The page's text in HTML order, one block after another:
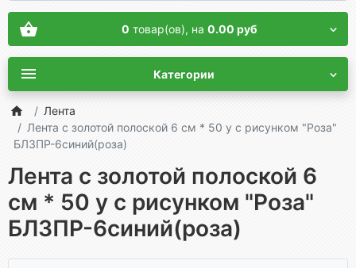
0 товар(ов), на 0.00 руб
Категории
Лента
Лента с золотой полоской 6 см * 50 у с рисунком "Роза"
БЛЗПР-6синий(роза)
Лента с золотой полоской 6
см * 50 у с рисунком "Роза"
БЛЗПР-6синий(роза)